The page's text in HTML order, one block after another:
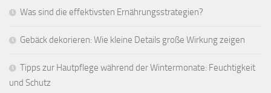
Was sind die effektivsten Ernährungsstrategien?
Gebäck dekorieren: Wie kleine Details große Wirkung zeigen
Tipps zur Hautpflege während der Wintermonate: Feuchtigkeit
und Schutz